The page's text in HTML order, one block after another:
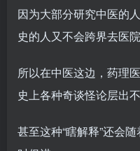
因为大部分研究中医的
史的人又不会跨界去医
所以在中医这边，药理
史上各种奇谈怪论层出
甚至这种“瞎解释”还会